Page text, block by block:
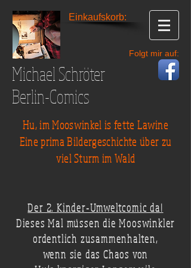
Michael Schröter
Berlin-Comics
Einkaufskorb:
Folgt mir auf:
Hu, im Mooswinkel is fette Lawine
Eine prima Bildergeschichte über zu
viel Sturm im Wald
Der 2. Kinder-Umweltcomic da!
Dieses Mal müssen die Mooswinkler
ordentlich zusammenhalten,
wenn sie das Chaos von